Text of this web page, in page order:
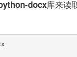
docx库来读